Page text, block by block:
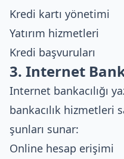
Kredi kartı yönetimi
Yatırım hizmetleri
Kredi başvuruları
3. Internet
Internet bankacılığı
bankacılık hizmetleri
şunları sunar:
Online hesap erişimi